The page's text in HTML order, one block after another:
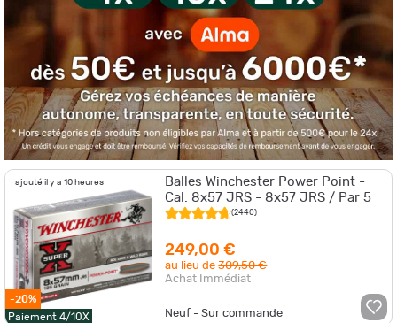
ajouté il y a 10 heures
-20%
Paiement 4/10X
Balles Winchester Power Point -
Cal. 8x57 JRS - 8x57 JRS / Par 5
(2440)
249,00 €
au lieu de309,50 €
Achat Immédiat
Neuf - Sur commande